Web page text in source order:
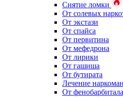
Снятие ломки
От солевых
От экстази
От спайса
От первитина
От мефедрона
От лирики
От гашиша
От бутирата
Лечение
От фенобарбитала